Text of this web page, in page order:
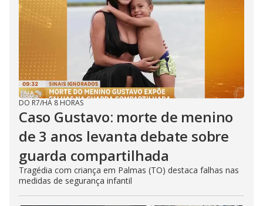
DO R7/HÁ 8 HORAS
Caso Gustavo: morte de menino
de 3 anos levanta debate sobre
guarda compartilhada
Tragédia com criança em Palmas (TO) destaca falhas nas
medidas de segurança infantil